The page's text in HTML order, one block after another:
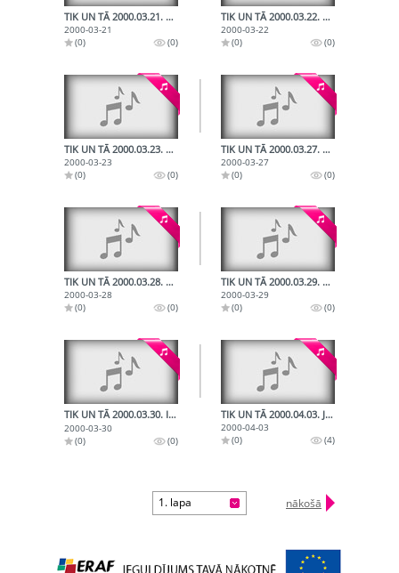
TIK UN TĀ 2000.03.21. PAR LATVIJAS ASTOTAJIEM SKOLU UN JAUNATNES DZIESMU UN DEJU SVĒTKIEM.
2000-03-21
(0)
(0)
TIK UN TĀ 2000.03.22. PAR DEJU PROGRAMMU ''BURVJU OTA''. 2000.03.22.
2000-03-22
(0)
(0)
TIK UN TĀ 2000.03.23. PAR KONFERENCI ''VALODA IR ZINĀTNĒ UN IZGLĪTĪBĀ'' 2000.03.23.
2000-03-23
(0)
(0)
TIK UN TĀ 2000.03.27. PAR LATVIEŠU VALODAS LIETOJUMU AUGSTĀKAJĀS VARAS STRUKTŪRĀS 2000.03.27.
2000-03-27
(0)
(0)
TIK UN TĀ 2000.03.28. LATVIJAS ASTOTO SKOLU JAUNATNES DZIESMU UN DEJU SVĒTKI. 2000.03.28.
2000-03-28
(0)
(0)
TIK UN TĀ 2000.03.29. LATVIJAS ASTOTO SKOLU JAUNATNES DZIESMU UN DEJU SVĒTKU IZSTĀDES 2000.03.29.
2000-03-29
(0)
(0)
TIK UN TĀ 2000.03.30. INFORMĀCIJAS TEHNOLOĢIJU IESPĒJAS UN IZAICINĀJUMI LATVIEŠU VALODAI 2000.03.30.ŌS
2000-03-30
(0)
(0)
TIK UN TĀ 2000.04.03. JAUNA LATVIEŠU VALODAS FILOLOĢISKĀ AUGU VĀRDNĪCA 2000.04.03.
2000-04-03
(0)
(4)
1. lapa nākošā